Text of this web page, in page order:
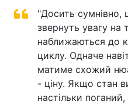
"Досить сумнівно,
звернуть увагу на
наближаються до
циклу. Одначе
матиме схожий
- ціну. Якщо стан
настільки